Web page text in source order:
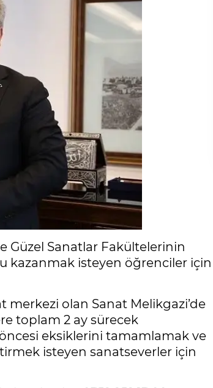
Güzel Sanatlar Fakültelerinin
kazanmak isteyen öğrenciler için
merkezi olan Sanat Melikgazi’de
toplam 2 ay sürecek
eksiklerini tamamlamak ve
isteyen sanatseverler için